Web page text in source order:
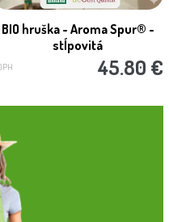
BIO hruška - Aroma Spur® -
stĺpovitá
45.80 €